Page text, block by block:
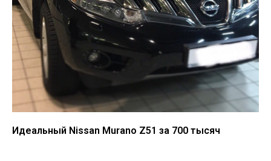
Идеальный Nissan Murano Z51 за 700 тысяч